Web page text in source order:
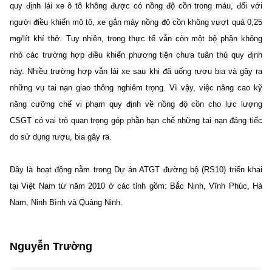
quy định lái xe ô tô không được có nồng độ cồn trong máu, đối với
người điều khiển mô tô, xe gắn máy nồng độ cồn không vượt quá 0,25
mg/lít khí thở. Tuy nhiên, trong thực tế vẫn còn một bộ phận không
nhỏ các trường hợp điều khiển phương tiện chưa tuân thủ quy định
này. Nhiều trường hợp vẫn lái xe sau khi đã uống rượu bia và gây ra
những vụ tai nạn giao thông nghiêm trọng. Vì vậy, việc nâng cao kỹ
năng cưỡng chế vi phạm quy định về nồng độ cồn cho lực lượng
CSGT có vai trò quan trọng góp phần hạn chế những tai nạn đáng tiếc
do sử dụng rượu, bia gây ra.
Đây là hoạt động nằm trong Dự án ATGT đường bộ (RS10) triển khai
tại Việt Nam từ năm 2010 ở các tỉnh gồm: Bắc Ninh, Vĩnh Phúc, Hà
Nam, Ninh Bình và Quảng Ninh.
Nguyễn Trường